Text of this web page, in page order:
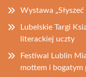
Wystawa
Lubelskie Targi
literackiej uczty
Festiwal Lublin
mottem i bogatym